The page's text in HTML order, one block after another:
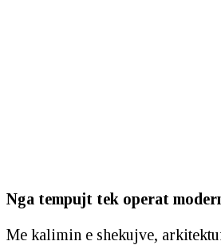
Nga tempujt tek operat
Me kalimin e shekujve,